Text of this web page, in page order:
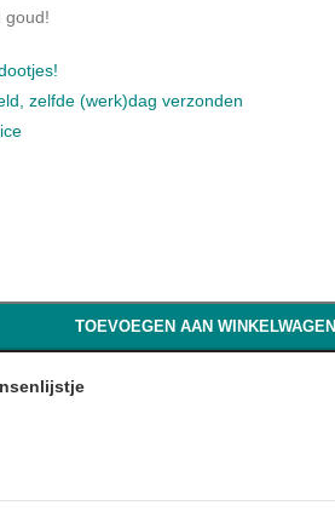
goud!
zelfde (werk)dag verzonden
TOEVOEGEN AAN WINKELWAGEN